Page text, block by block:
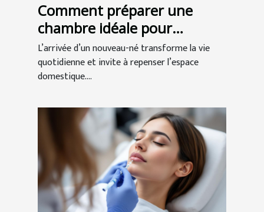
Comment préparer une
chambre idéale pour
l'arrivée de bébé ?
L’arrivée d’un nouveau-né transforme la vie
quotidienne et invite à repenser l’espace
domestique....